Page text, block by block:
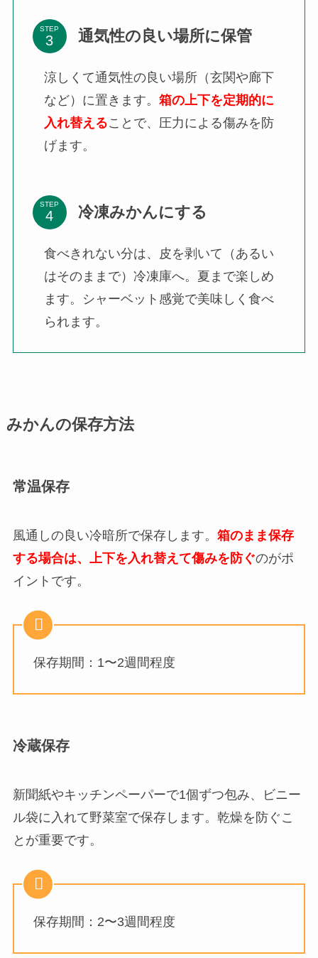
STEP 通気性の良い場所に保管
涼しくて通気性の良い場所（玄関や廊下
など）に置きます。 箱の上下を定期的に
入れ替えることで、圧力による傷みを防
げます。
STEP 冷凍みかんにする
食べきれない分は、皮を剥いて（あるい
はそのままで）冷凍庫へ。夏まで楽しめ
ます。シャーベット感覚で美味しく食べ
られます。
みかんの保存方法
常温保存
風通しの良い冷暗所で保存します。 箱のまま保存
する場合は、上下を入れ替えて傷みを防ぐのがポ
イントです。
保存期間：1〜2週間程度
冷蔵保存
新聞紙やキッチンペーパーで1個ずつ包み、ビニー
ル袋に入れて野菜室で保存します。乾燥を防ぐこ
とが重要です。
保存期間：2〜3週間程度